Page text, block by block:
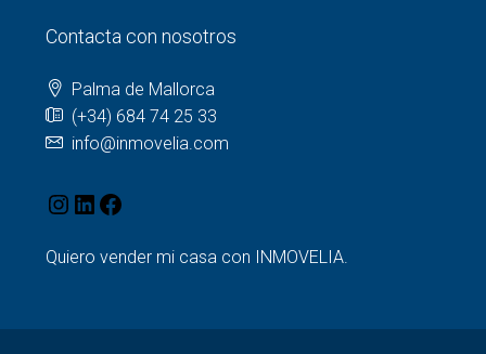
Contacta con nosotros
Palma de Mallorca
(+34) 684 74 25 33
info@inmovelia.com
Quiero vender mi casa con INMOVELIA.